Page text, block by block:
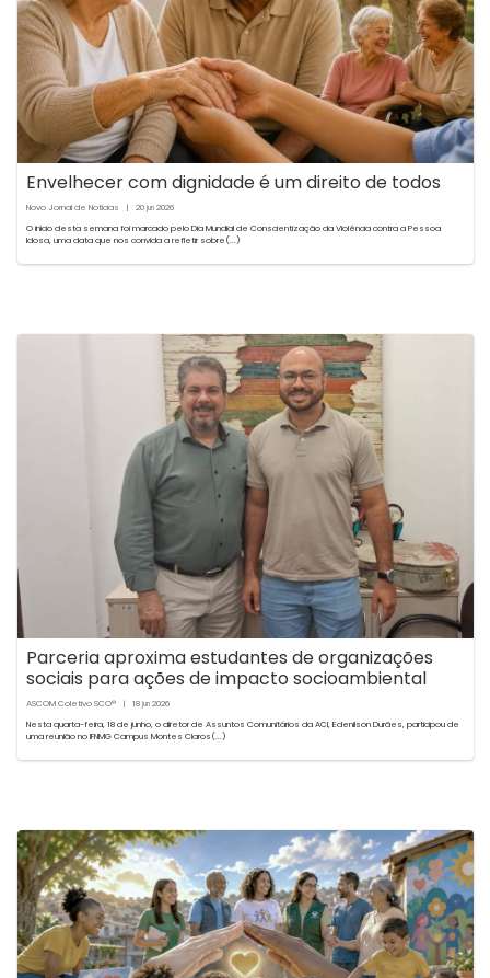
Envelhecer com dignidade é um direito de todos
Novo Jornal de Notícias | 20 jun2026
O início desta semana foi marcado pelo Dia Mundial de Conscientização da Violência contra a Pessoa
Idosa, uma data que nos convida a refletir sobre(...)
Parceria aproxima estudantes de organizações
sociais para ações de impacto socioambiental
ASCOM Coletivo SCO® | 18 jun2026
Nesta quarta-feira, 18 de junho, o diretor de Assuntos Comunitários da ACI, Edenilson Durães, participou de
uma reunião no IFNMG Campus Montes Claros(...)